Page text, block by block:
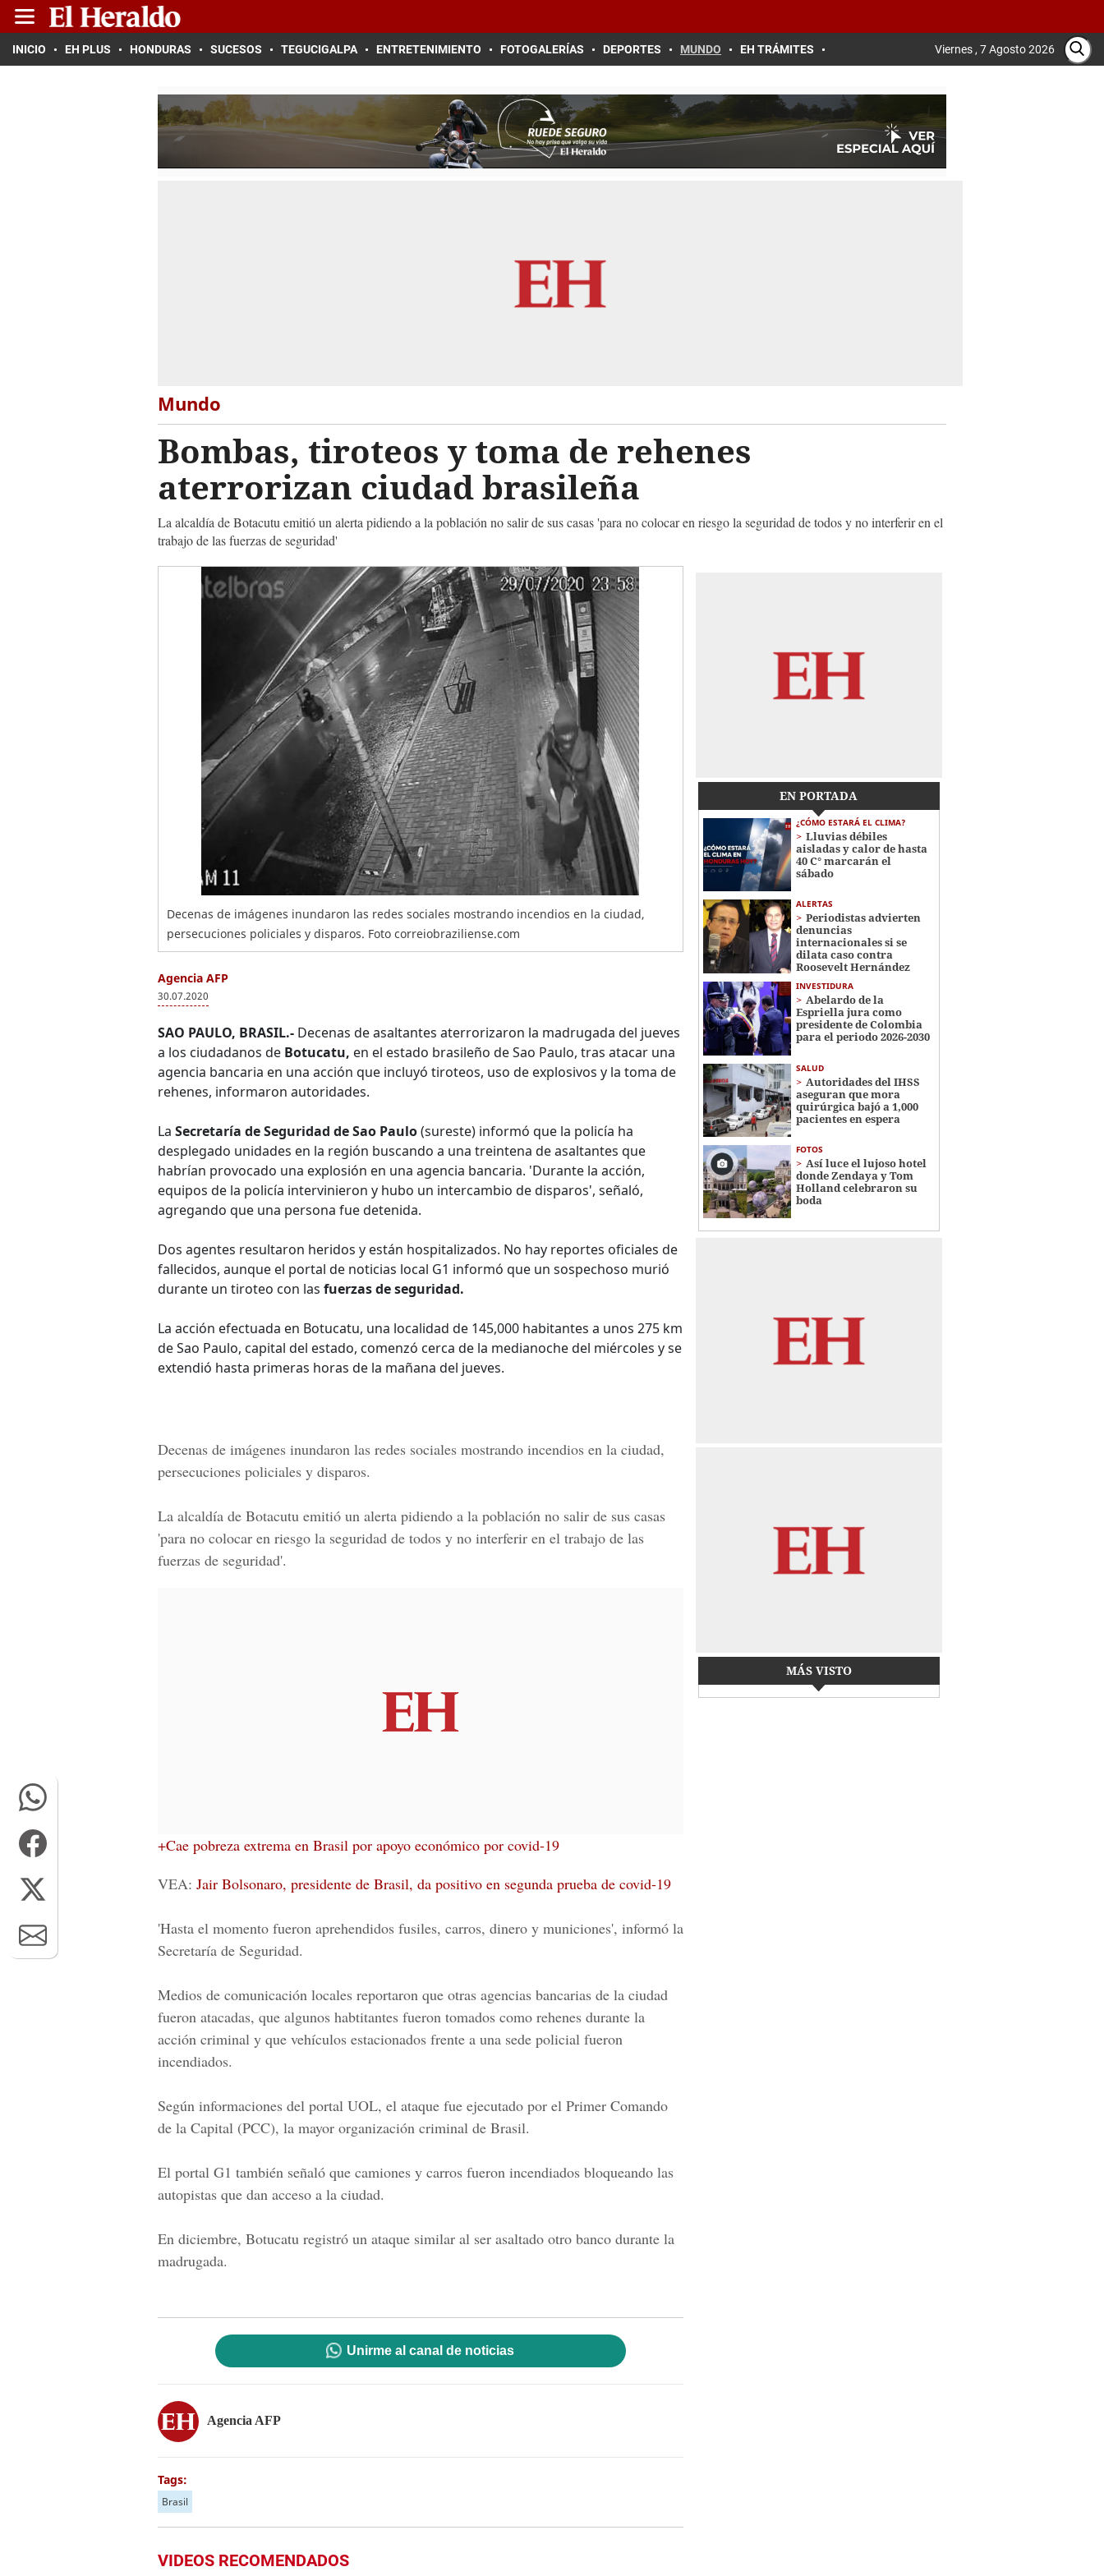
INICIO EH PLUS HONDURAS SUCESOS TEGUCIGALPA ENTRETENIMIENTO FOTOGALERÍAS DEPORTES MUNDO EH TRÁMITES Viernes , 7 Agosto 2026
Mundo
Bombas, tiroteos y toma de rehenes
aterrorizan ciudad brasileña
La alcaldía de Botacutu emitió un alerta pidiendo a la población no salir de sus casas 'para no colocar en riesgo la seguridad de todos y no interferir en el
trabajo de las fuerzas de seguridad'
Decenas de imágenes inundaron las redes sociales mostrando incendios en la ciudad,
persecuciones policiales y disparos. Foto correiobraziliense.com
Agencia AFP
30.07.2020
SAO PAULO, BRASIL.- Decenas de asaltantes aterrorizaron la madrugada del jueves
a los ciudadanos de Botucatu, en el estado brasileño de Sao Paulo, tras atacar una
agencia bancaria en una acción que incluyó tiroteos, uso de explosivos y la toma de
rehenes, informaron autoridades.
La Secretaría de Seguridad de Sao Paulo(sureste) informó que la policía ha
desplegado unidades en la región buscando a una treintena de asaltantes que
habrían provocado una explosión en una agencia bancaria. 'Durante la acción,
equipos de la policía intervinieron y hubo un intercambio de disparos', señaló,
agregando que una persona fue detenida.
Dos agentes resultaron heridos y están hospitalizados. No hay reportes oficiales de
fallecidos, aunque el portal de noticias local G1 informó que un sospechoso murió
durante un tiroteo con las fuerzas de seguridad.
La acción efectuada en Botucatu, una localidad de 145,000 habitantes a unos 275 km
de Sao Paulo, capital del estado, comenzó cerca de la medianoche del miércoles y se
extendió hasta primeras horas de la mañana del jueves.
Decenas de imágenes inundaron las redes sociales mostrando incendios en la ciudad,
persecuciones policiales y disparos.
La alcaldía de Botacutu emitió un alerta pidiendo a la población no salir de sus casas
'para no colocar en riesgo la seguridad de todos y no interferir en el trabajo de las
fuerzas de seguridad'.
+Cae pobreza extrema en Brasil por apoyo económico por covid-19
VEA: Jair Bolsonaro, presidente de Brasil, da positivo en segunda prueba de covid-19
'Hasta el momento fueron aprehendidos fusiles, carros, dinero y municiones', informó la
Secretaría de Seguridad.
Medios de comunicación locales reportaron que otras agencias bancarias de la ciudad
fueron atacadas, que algunos habtitantes fueron tomados como rehenes durante la
acción criminal y que vehículos estacionados frente a una sede policial fueron
incendiados.
Según informaciones del portal UOL, el ataque fue ejecutado por el Primer Comando
de la Capital (PCC), la mayor organización criminal de Brasil.
El portal G1 también señaló que camiones y carros fueron incendiados bloqueando las
autopistas que dan acceso a la ciudad.
En diciembre, Botucatu registró un ataque similar al ser asaltado otro banco durante la
madrugada.
Unirme al canal de noticias
Agencia AFP
Tags:
Brasil
VIDEOS RECOMENDADOS
EN PORTADA
¿CÓMO ESTARÁ EL CLIMA?
Lluvias débiles
aisladas y calor de hasta
40 C° marcarán el
sábado
ALERTAS
Periodistas advierten
denuncias
internacionales si se
dilata caso contra
Roosevelt Hernández
INVESTIDURA
Abelardo de la
Espriella jura como
presidente de Colombia
para el periodo 2026-2030
SALUD
Autoridades del IHSS
aseguran que mora
quirúrgica bajó a 1,000
pacientes en espera
FOTOS
Así luce el lujoso hotel
donde Zendaya y Tom
Holland celebraron su
boda
MÁS VISTO